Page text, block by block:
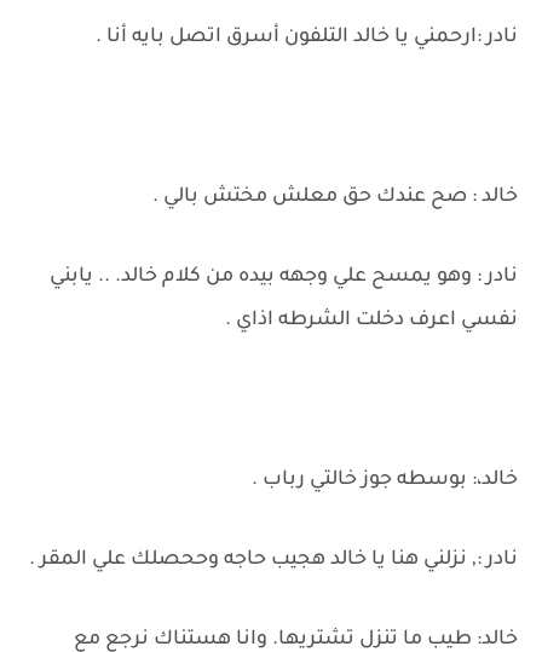
نادر :ارحمني يا خالد التلفون أسرق اتصل بايه أنا .
خالد : صح عندك حق معلش مختش بالي .
نادر : وهو يمسح علي وجهه بيده من كلام خالد. .. يابني
نفسي اعرف دخلت الشرطه اذاي .
خالد،: بوسطه جوز خالتي رباب .
نادر :, نزلني هنا يا خالد هجيب حاجه وححصلك علي المقر .
خالد: طيب ما تنزل تشتريها. وانا هستناك نرجع مع